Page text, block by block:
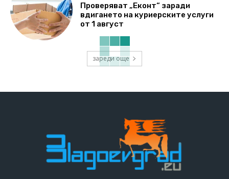
Проверяват „Еконт“ заради
вдигането на куриерските услуги
от 1 август
зареди още